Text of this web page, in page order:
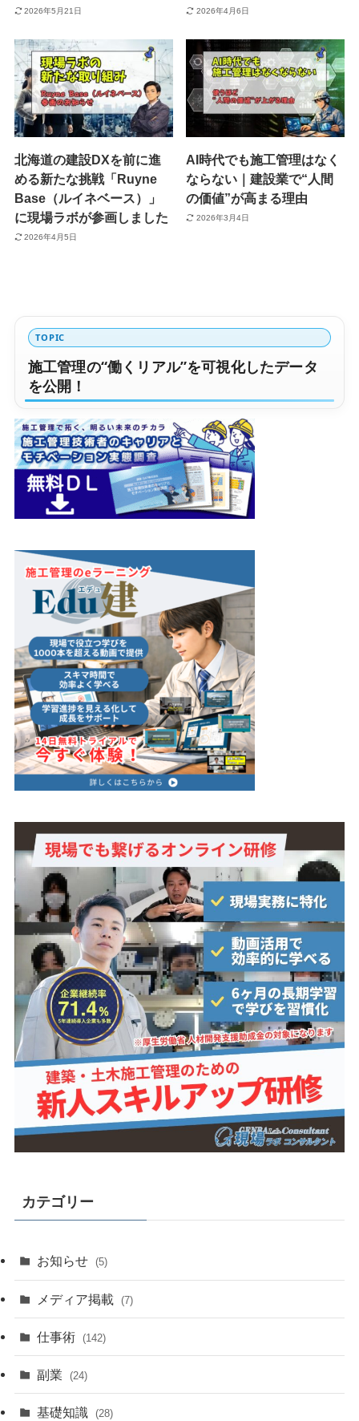
2026年5月21日 2026年4月6日
北海道の建設DXを前に進
める新たな挑戦「Ruyne
Base（ルイネベース）」
に現場ラボが参画しました
2026年4月5日
AI時代でも施工管理はなく
ならない｜建設業で“人間
の価値”が高まる理由
2026年3月4日
TOPIC
施工管理の“働くリアル”を可視化したデータ
を公開！
カテゴリー
お知らせ (5)
メディア掲載 (7)
仕事術 (142)
副業 (24)
基礎知識 (28)